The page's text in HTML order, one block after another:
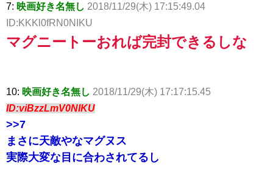
7: 映画好き名無し 2018/11/29(木) 17:15:49.04
ID:KKKl0fRN0NIKU
マグニートーおれば完封できるしな
10: 映画好き名無し 2018/11/29(木) 17:17:15.45
ID:viBzzLmV0NIKU
>>7
まさに天敵やなマグヌス
実際大変な目に合わされてるし